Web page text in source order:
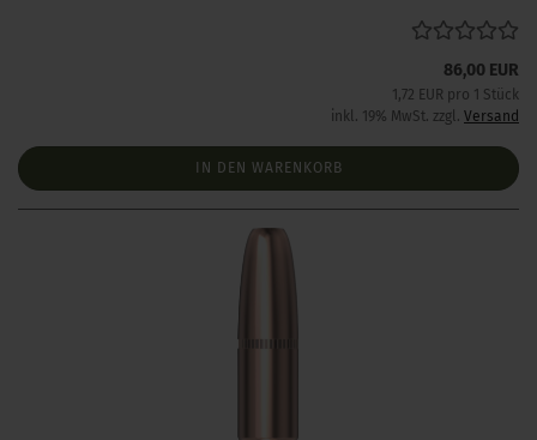
86,00 EUR
1,72 EUR pro 1 Stück
inkl. 19% MwSt. zzgl. Versand
IN DEN WARENKORB